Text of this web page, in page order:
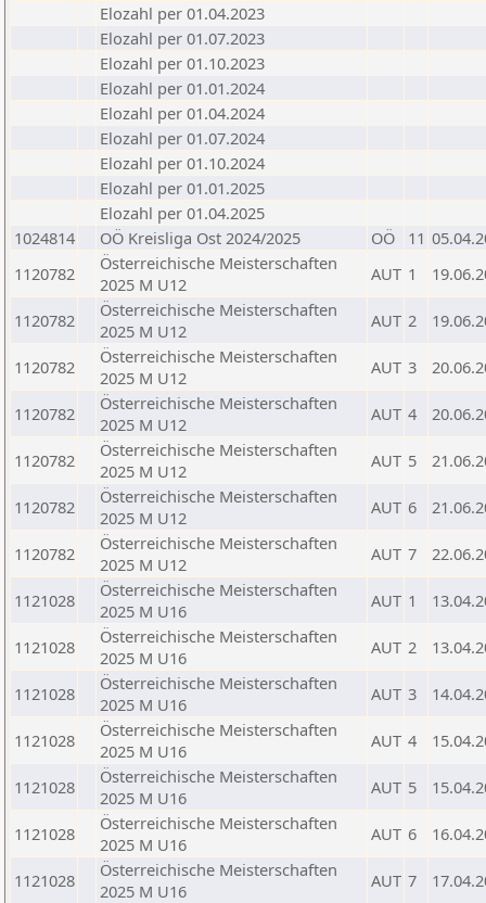
Elozahl per 01.04.2023
Elozahl per 01.07.2023
Elozahl per 01.10.2023
Elozahl per 01.01.2024
Elozahl per 01.04.2024
Elozahl per 01.07.2024
Elozahl per 01.10.2024
Elozahl per 01.01.2025
Elozahl per 01.04.2025
1024814
OÖ Kreisliga Ost 2024/2025 OÖ 11
1120782
Österreichische Meisterschaften
2025 M U12
AUT 1
1120782
Österreichische Meisterschaften
2025 M U12
AUT 2
1120782
Österreichische Meisterschaften
2025 M U12
AUT 3
1120782
Österreichische Meisterschaften
2025 M U12
AUT 4
1120782
Österreichische Meisterschaften
2025 M U12
AUT 5
1120782
Österreichische Meisterschaften
2025 M U12
AUT 6
1120782
Österreichische Meisterschaften
2025 M U12
AUT 7
1121028
Österreichische Meisterschaften
2025 M U16
AUT 1
1121028
Österreichische Meisterschaften
2025 M U16
AUT 2
1121028
Österreichische Meisterschaften
2025 M U16
AUT 3
1121028
Österreichische Meisterschaften
2025 M U16
AUT 4
1121028
Österreichische Meisterschaften
2025 M U16
AUT 5
1121028
Österreichische Meisterschaften
2025 M U16
AUT 6
1121028
Österreichische Meisterschaften
2025 M U16
AUT 7